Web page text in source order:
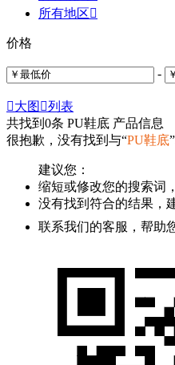
所有地区
价格
-
大图 列表
共找到 0条 PU鞋底 产品信息
很抱歉，没有找到与“PU鞋底
建议您：
缩短或修改您的搜索词
没有找到符合的结果，
联系我们的客服，帮助